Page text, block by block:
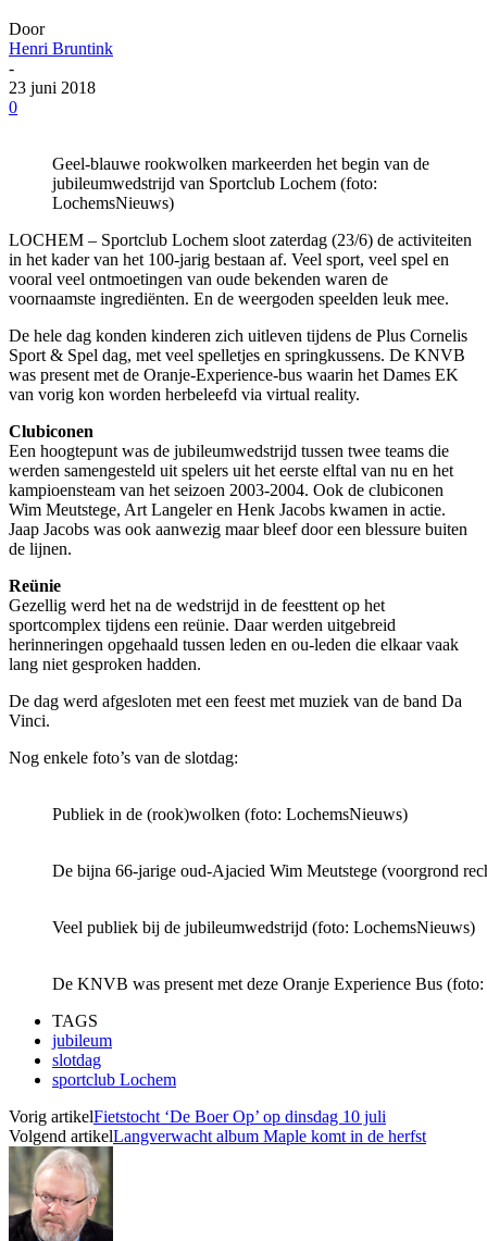
Door
Henri Bruntink
-
23 juni 2018
0
Geel-blauwe rookwolken markeerden het begin van de
jubileumwedstrijd van Sportclub Lochem (foto:
LochemsNieuws)
LOCHEM – Sportclub Lochem sloot zaterdag (23/6) de activiteiten
in het kader van het 100-jarig bestaan af. Veel sport, veel spel en
vooral veel ontmoetingen van oude bekenden waren de
voornaamste ingrediënten. En de weergoden speelden leuk mee.
De hele dag konden kinderen zich uitleven tijdens de Plus Cornelis
Sport & Spel dag, met veel spelletjes en springkussens. De KNVB
was present met de Oranje-Experience-bus waarin het Dames EK
van vorig kon worden herbeleefd via virtual reality.
Clubiconen
Een hoogtepunt was de jubileumwedstrijd tussen twee teams die
werden samengesteld uit spelers uit het eerste elftal van nu en het
kampioensteam van het seizoen 2003-2004. Ook de clubiconen
Wim Meutstege, Art Langeler en Henk Jacobs kwamen in actie.
Jaap Jacobs was ook aanwezig maar bleef door een blessure buiten
de lijnen.
Reünie
Gezellig werd het na de wedstrijd in de feesttent op het
sportcomplex tijdens een reünie. Daar werden uitgebreid
herinneringen opgehaald tussen leden en ou-leden die elkaar vaak
lang niet gesproken hadden.
De dag werd afgesloten met een feest met muziek van de band Da
Vinci.
Nog enkele foto’s van de slotdag:
Publiek in de (rook)wolken (foto: LochemsNieuws)
De bijna 66-jarige oud-Ajacied Wim Meutstege (voorgrond
Veel publiek bij de jubileumwedstrijd (foto: LochemsNieuws)
De KNVB was present met deze Oranje Experience Bus
TAGS
jubileum
slotdag
sportclub Lochem
Vorig artikelFietstocht ‘De Boer Op’ op dinsdag 10 juli
Volgend artikelLangverwacht album Maple komt in de herfst